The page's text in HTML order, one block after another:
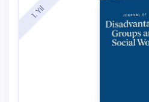
1. Yıl